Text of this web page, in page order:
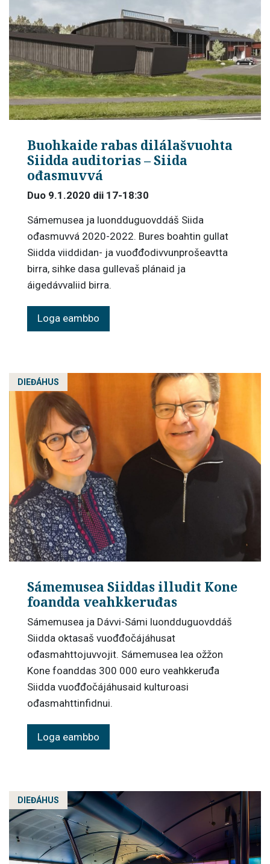
Buohkaide rabas dilálašvuohta
Siidda auditorias – Siida
ođasmuvvá
Duo 9.1.2020 dii 17-18:30
Sámemusea ja luondduguovddáš Siida
ođasmuvvá 2020-2022. Bures boahtin gullat
Siidda viiddidan- ja vuođđodivvunprošeavtta
birra, sihke dasa gullevaš plánaid ja
áigedávvaliid birra.
Loga eambbo
DIEĐÁHUS
Sámemusea Siiddas illudit Kone
foandda veahkkeruđas
Sámemusea ja Dávvi-Sámi luondduguovddáš
Siidda oktasaš vuođđočájáhusat
ođasmahttojuvvojit. Sámemusea lea ožžon
Kone foanddas 300 000 euro veahkkeruđa
Siidda vuođđočájáhusaid kulturoasi
ođasmahttinfidnui.
Loga eambbo
DIEĐÁHUS